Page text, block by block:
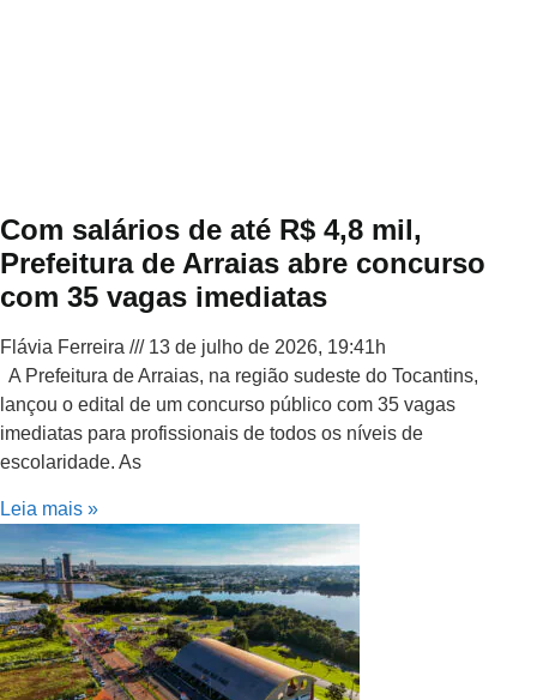
Com salários de até R$ 4,8 mil,
Prefeitura de Arraias abre concurso
com 35 vagas imediatas
Flávia Ferreira
13 de julho de 2026, 19:41h
A Prefeitura de Arraias, na região sudeste do Tocantins,
lançou o edital de um concurso público com 35 vagas
imediatas para profissionais de todos os níveis de
escolaridade. As
Leia mais »